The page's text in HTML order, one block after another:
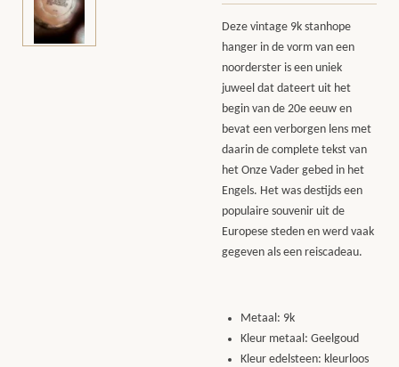
Deze vintage 9k stanhope
hanger in de vorm van een
noorderster is een uniek
juweel dat dateert uit het
begin van de 20e eeuw en
bevat een verborgen lens met
daarin de complete tekst van
het Onze Vader gebed in het
Engels. Het was destijds een
populaire souvenir uit de
Europese steden en werd vaak
gegeven als een reiscadeau.
Metaal: 9k
Kleur metaal: Geelgoud
Kleur edelsteen: kleurloos